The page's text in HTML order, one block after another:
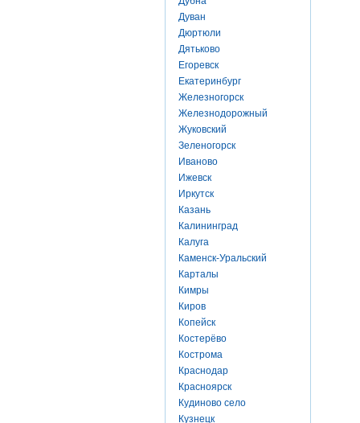
Дуван
Дюртюли
Дятьково
Егоревск
Екатеринбург
Железногорск
Железнодорожный
Жуковский
Зеленогорск
Иваново
Ижевск
Иркутск
Казань
Калининград
Калуга
Каменск-Уральский
Карталы
Кимры
Киров
Копейск
Костерёво
Кострома
Краснодар
Красноярск
Кудиново село
Кузнецк